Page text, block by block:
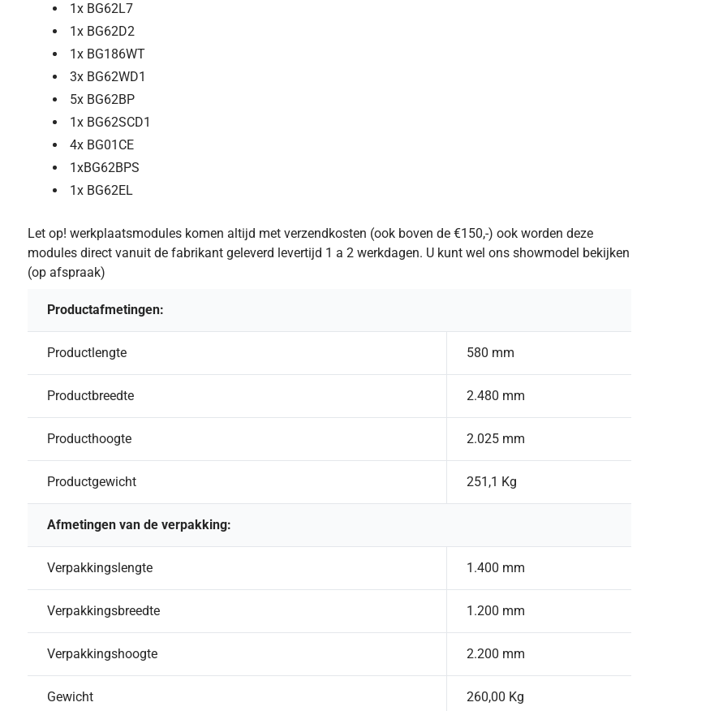
1x BG62L7
1x BG62D2
1x BG186WT
3x BG62WD1
5x BG62BP
1x BG62SCD1
4x BG01CE
1xBG62BPS
1x BG62EL
Let op! werkplaatsmodules komen altijd met verzendkosten (ook boven de €150,-) ook worden deze
modules direct vanuit de fabrikant geleverd levertijd 1 a 2 werkdagen. U kunt wel ons showmodel bekijken
(op afspraak)
Productafmetingen:
Productlengte 580 mm
Productbreedte 2.480 mm
Producthoogte 2.025 mm
Productgewicht 251,1 Kg
Afmetingen van de verpakking:
Verpakkingslengte 1.400 mm
Verpakkingsbreedte 1.200 mm
Verpakkingshoogte 2.200 mm
Gewicht 260,00 Kg